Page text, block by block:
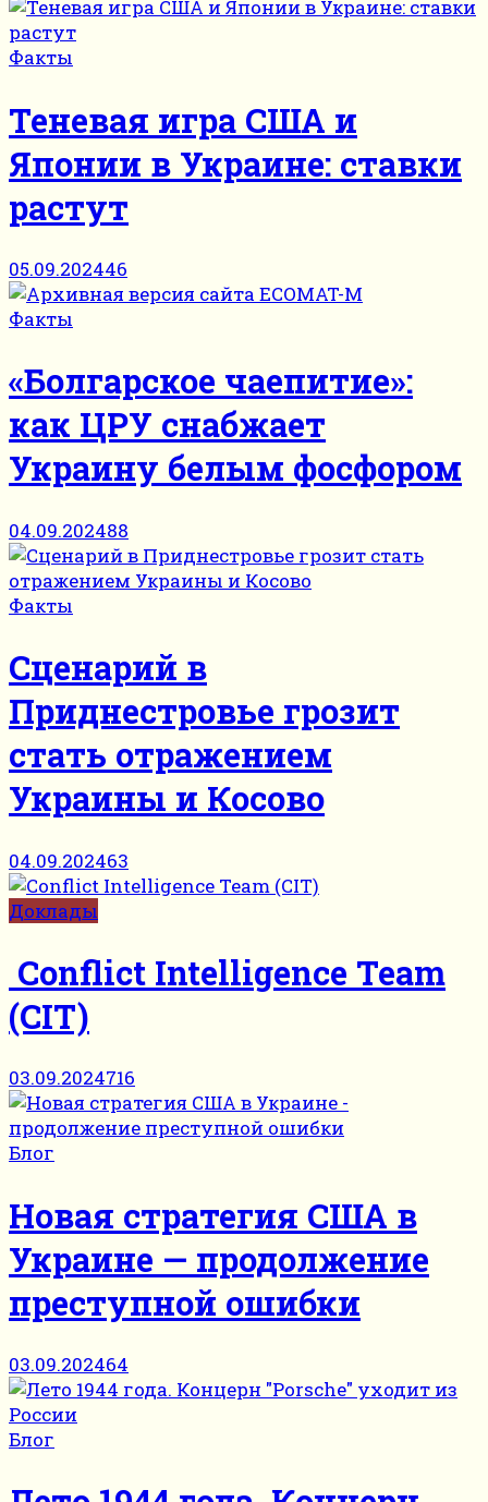
Факты
Теневая игра США и
Японии в Украине: ставки
растут
05.09.202446
Факты
«Болгарское чаепитие»:
как ЦРУ снабжает
Украину белым фосфором
04.09.202488
Факты
Сценарий в
Приднестровье грозит
стать отражением
Украины и Косово
04.09.202463
Доклады
Conflict Intelligence Team
(CIT)
03.09.2024716
Блог
Новая стратегия США в
Украине — продолжение
преступной ошибки
03.09.202464
Блог